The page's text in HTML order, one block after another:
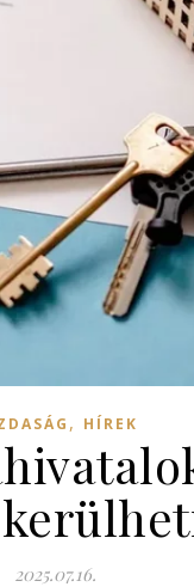
, HÍREK
2025.07.16.